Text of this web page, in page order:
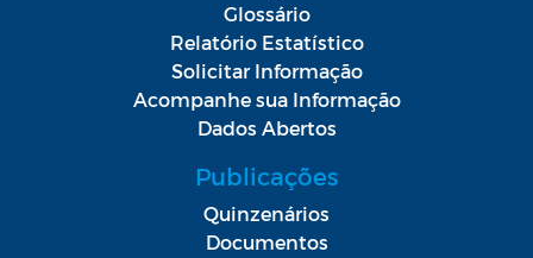
Glossário
Relatório Estatístico
Solicitar Informação
Acompanhe sua Informação
Dados Abertos
Publicações
Quinzenários
Documentos